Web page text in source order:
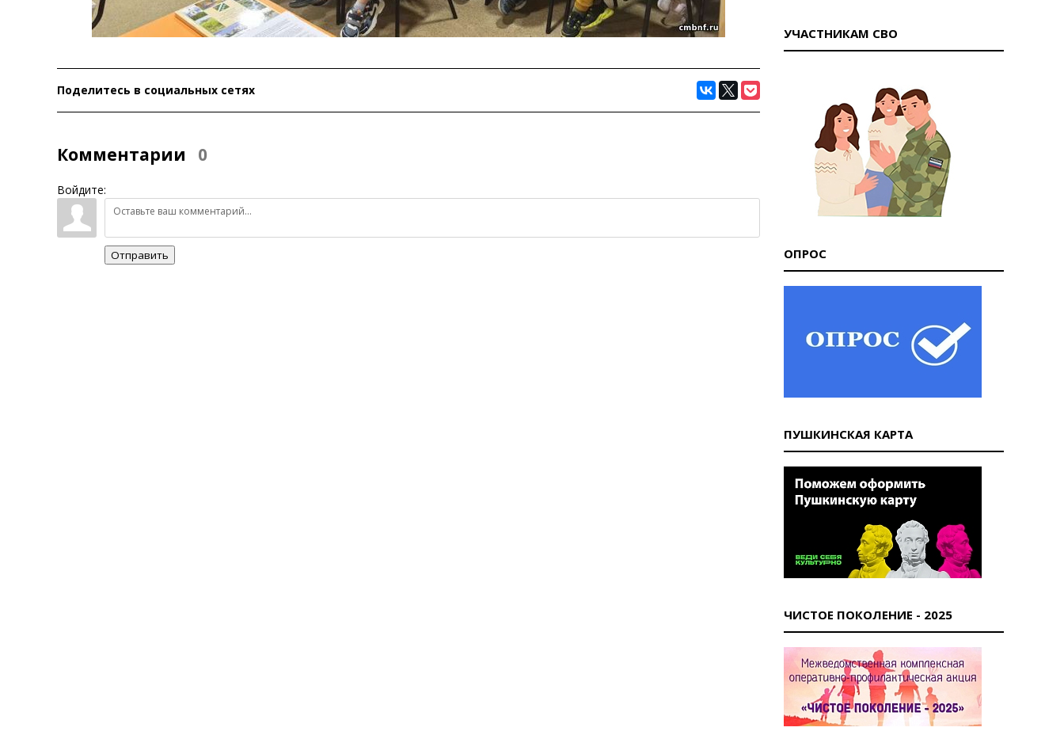
Поделитесь в социальных сетях
Комментарии 0
Войдите:
Отправить
УЧАСТНИКАМ СВО
ОПРОС
ПУШКИНСКАЯ КАРТА
ЧИСТОЕ ПОКОЛЕНИЕ - 2025